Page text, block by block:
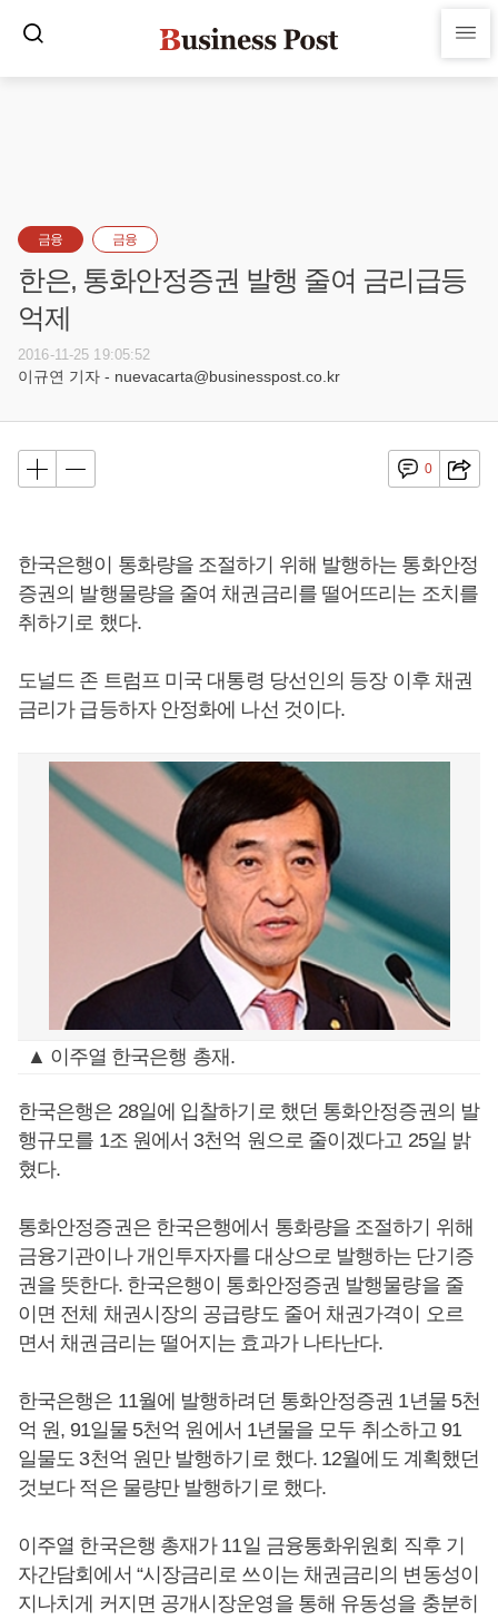
금융 금융
한은, 통화안정증권 발행 줄여 금리급등
억제
2016-11-25 19:05:52
이규연 기자 - nuevacarta@businesspost.co.kr
0
한국은행이 통화량을 조절하기 위해 발행하는 통화안정
증권의 발행물량을 줄여 채권금리를 떨어뜨리는 조치를
취하기로 했다.
도널드 존 트럼프 미국 대통령 당선인의 등장 이후 채권
금리가 급등하자 안정화에 나선 것이다.
▲ 이주열 한국은행 총재.
한국은행은 28일에 입찰하기로 했던 통화안정증권의 발
행규모를 1조 원에서 3천억 원으로 줄이겠다고 25일 밝
혔다.
통화안정증권은 한국은행에서 통화량을 조절하기 위해
금융기관이나 개인투자자를 대상으로 발행하는 단기증
권을 뜻한다. 한국은행이 통화안정증권 발행물량을 줄
이면 전체 채권시장의 공급량도 줄어 채권가격이 오르
면서 채권금리는 떨어지는 효과가 나타난다.
한국은행은 11월에 발행하려던 통화안정증권 1년물 5천
억 원, 91일물 5천억 원에서 1년물을 모두 취소하고 91
일물도 3천억 원만 발행하기로 했다. 12월에도 계획했던
것보다 적은 물량만 발행하기로 했다.
이주열 한국은행 총재가 11일 금융통화위원회 직후 기
자간담회에서 “시장금리로 쓰이는 채권금리의 변동성이
지나치게 커지면 공개시장운영을 통해 유동성을 충분히